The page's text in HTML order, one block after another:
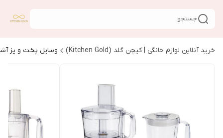
جستجو
خرید آنلاین لوازم خانگی | کیچن گلد (Kitchen Gold) وسایل پخت و پز